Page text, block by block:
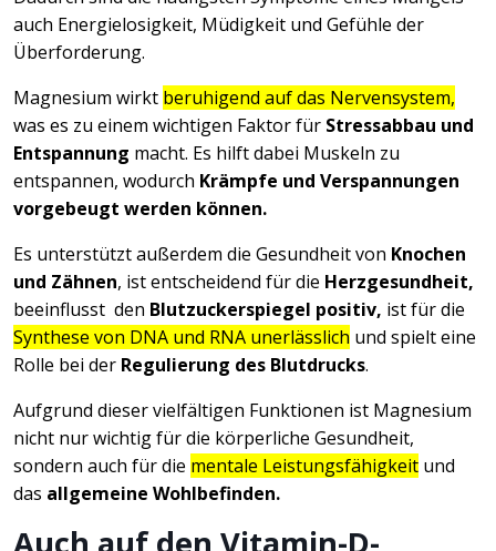
auch Energielosigkeit, Müdigkeit und Gefühle der
Überforderung.
Magnesium wirkt beruhigend auf das Nervensystem,
was es zu einem wichtigen Faktor für Stressabbau und
Entspannung macht. Es hilft dabei Muskeln zu
entspannen, wodurch Krämpfe und Verspannungen
vorgebeugt werden können.
Es unterstützt außerdem die Gesundheit von Knochen
und Zähnen, ist entscheidend für die Herzgesundheit,
beeinflusst den Blutzuckerspiegel positiv, ist für die
Synthese von DNA und RNA unerlässlich und spielt eine
Rolle bei der Regulierung des Blutdrucks.
Aufgrund dieser vielfältigen Funktionen ist Magnesium
nicht nur wichtig für die körperliche Gesundheit,
sondern auch für die mentale Leistungsfähigkeit und
das allgemeine Wohlbefinden.
Auch auf den Vitamin-D-